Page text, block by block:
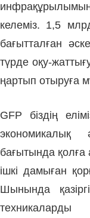
келеміз. 1,5
бағыт­талған
түр­де оқу-
ңартып отыруға
GFP біздің
эко­номикалық
бағытында
ішкі дамыған
Шынында